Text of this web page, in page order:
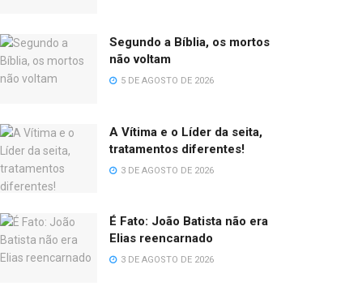
Segundo a Bíblia, os mortos
não voltam
5 DE AGOSTO DE 2026
A Vítima e o Líder da seita,
tratamentos diferentes!
3 DE AGOSTO DE 2026
É Fato: João Batista não era
Elias reencarnado
3 DE AGOSTO DE 2026